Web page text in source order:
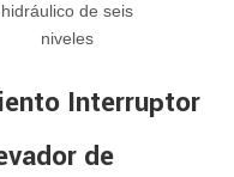
hidráulico de seis
niveles
Interruptor
de